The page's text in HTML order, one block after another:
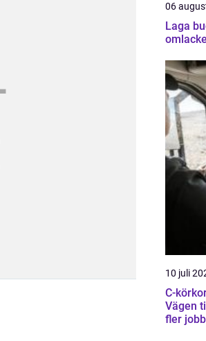
06
Laga
10 juli
C-
Vägen
fler